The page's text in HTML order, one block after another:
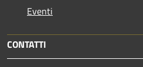
Eventi
CONTATTI